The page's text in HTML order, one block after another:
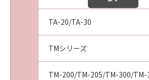
NOTICE:
The Software is a "commercial
term is defined at 48 C.F.R.
consisting of "commercial
software" and "commercial
software documentation," as
TA-20/TA-30
TMシリーズ
TM-200/TM-205/TM-300/TM-